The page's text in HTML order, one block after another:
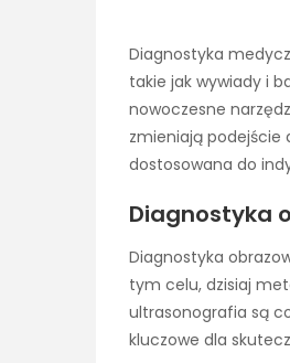
Diagnostyka
takie jak wywiady i
nowoczesne
zmieniają podejście
dostosowana do
Diagnostyka
Diagnostyka
tym celu, dzisiaj
ultrasonografia są
kluczowe dla